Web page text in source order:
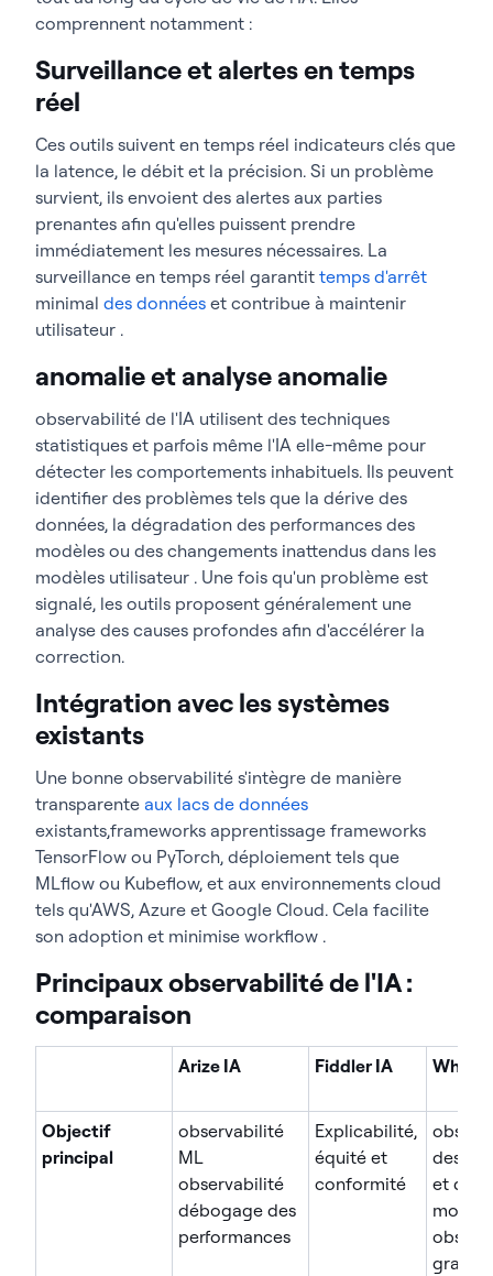
comprennent notamment :
Surveillance et alertes en temps
réel
Ces outils suivent en temps réel indicateurs clés que
la latence, le débit et la précision. Si un problème
survient, ils envoient des alertes aux parties
prenantes afin qu'elles puissent prendre
immédiatement les mesures nécessaires. La
surveillance en temps réel garantit temps d'arrêt
minimal des données et contribue à maintenir
utilisateur .
anomalie et analyse anomalie
observabilité de l'IA utilisent des techniques
statistiques et parfois même l'IA elle-même pour
détecter les comportements inhabituels. Ils peuvent
identifier des problèmes tels que la dérive des
données, la dégradation des performances des
modèles ou des changements inattendus dans les
modèles utilisateur . Une fois qu'un problème est
signalé, les outils proposent généralement une
analyse des causes profondes afin d'accélérer la
correction.
Intégration avec les systèmes
existants
Une bonne observabilité s'intègre de manière
transparente aux lacs de données
existants,frameworks apprentissage frameworks
TensorFlow ou PyTorch, déploiement tels que
MLflow ou Kubeflow, et aux environnements cloud
tels qu'AWS, Azure et Google Cloud. Cela facilite
son adoption et minimise workflow .
Principaux observabilité de l'IA :
comparaison
Arize IA Fiddler IA
Objectif
principal
observabilité
ML
observabilité
débogage des
performances
Explicabilité,
équité et
conformité
des
et des
grande